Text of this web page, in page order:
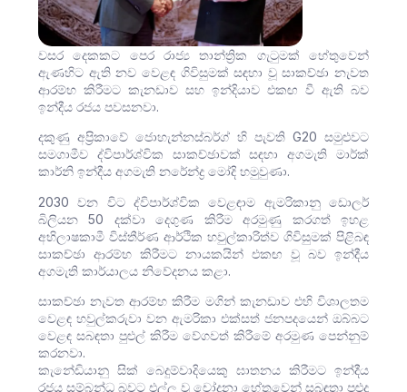
වසර දෙකකට පෙර රාජ්‍ය තාන්ත්‍රික ගැටුමක් හේතුවෙන්
ඇණහිට ඇති නව වෙළඳ ගිවිසුමක් සඳහා වූ සාකච්ඡා නැවත
ආරම්භ කිරීමට කැනඩාව සහ ඉන්දියාව එකඟ වී ඇති බව
ඉන්දීය රජය පවසනවා.
දකුණු අප්‍රිකාවේ ජොහැන්නස්බර්ග් හි පැවති G20 සමුළුවට
සමගාමීව ද්විපාර්ශ්වික සාකච්ඡාවක් සඳහා අගමැති මාර්ක්
කාර්නි ඉන්දීය අගමැති නරේන්ද්‍ර මෝදි හමුවුණා.
2030 වන විට ද්විපාර්ශ්වික වෙළඳාම ඇමරිකානු ඩොලර්
බිලියන 50 දක්වා දෙගුණ කිරීම අරමුණු කරගත් ඉහළ
අභිලාෂකාමී විස්තීර්ණ ආර්ථික හවුල්කාරිත්ව ගිවිසුමක් පිළිබඳ
සාකච්ඡා ආරම්භ කිරීමට නායකයින් එකඟ වූ බව ඉන්දීය
අගමැති කාර්යාලය නිවේදනය කළා.
සාකච්ඡා නැවත ආරම්භ කිරීම මගින් කැනඩාව එහි විශාලතම
වෙළඳ හවුල්කරුවා වන ඇමරිකා එක්සත් ජනපදයෙන් ඔබ්බට
වෙළඳ සබඳතා පුළුල් කිරීම වේගවත් කිරීමේ අරමුණ පෙන්නුම්
කරනවා.
කැනේඩියානු සික් බෙදුම්වාදියෙකු ඝාතනය කිරීමට ඉන්දීය
රජය සම්බන්ධ බවට එල්ල වූ චෝදනා හේතුවෙන් සබඳතා පළුදු